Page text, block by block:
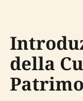
della